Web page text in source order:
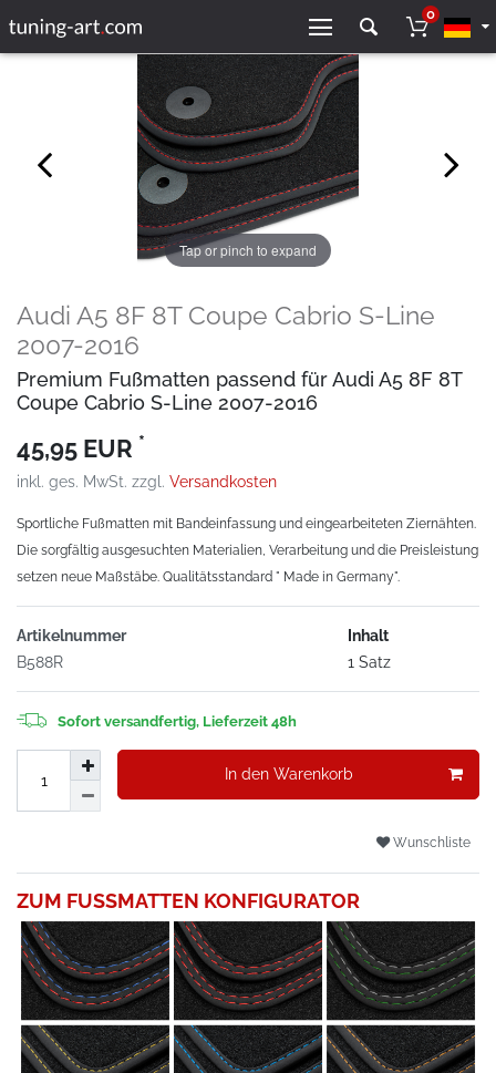
0
Tap or pinch to expand
Audi A5 8F 8T Coupe Cabrio S-Line
2007-2016
Premium Fußmatten passend für Audi A5 8F 8T
Coupe Cabrio S-Line 2007-2016
45,95 EUR *
inkl. ges. MwSt. zzgl. Versandkosten
Sportliche Fußmatten mit Bandeinfassung und eingearbeiteten Ziernähten.
Die sorgfältig ausgesuchten Materialien, Verarbeitung und die Preisleistung
setzen neue Maßstäbe. Qualitätsstandard " Made in Germany".
Artikelnummer
B588R
Inhalt
1 Satz
Sofort versandfertig, Lieferzeit 48h
In den Warenkorb
Wunschliste
ZUM FUSSMATTEN KONFIGURATOR